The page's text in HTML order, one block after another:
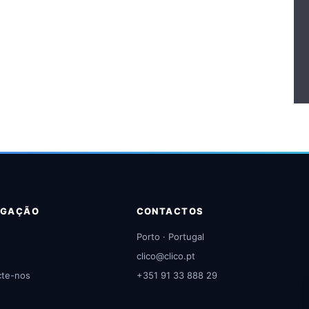
nos
CONTACTOS
Porto · Portugal
clico@clico.pt
+351 91 33 888 29